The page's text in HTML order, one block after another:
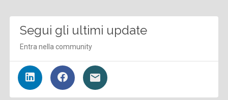
Segui gli ultimi update
Entra nella community